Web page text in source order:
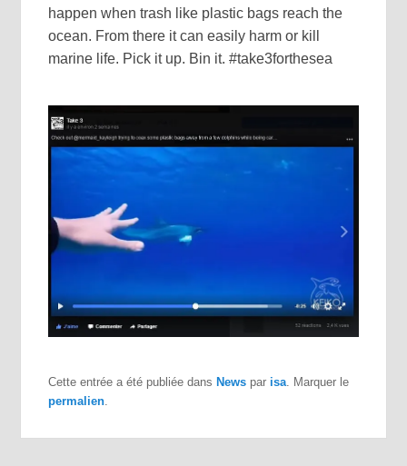
happen when trash like plastic bags reach the
ocean. From there it can easily harm or kill
marine life. Pick it up. Bin it. #take3forthesea
Cette entrée a été publiée dans News par isa. Marquer le
permalien.